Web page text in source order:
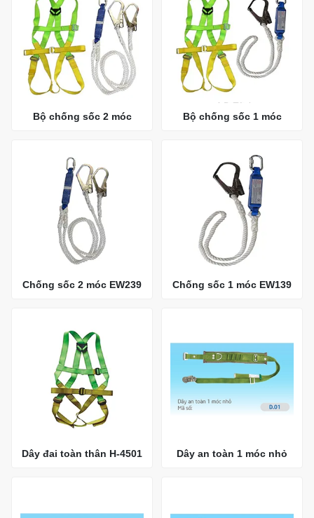
Bộ chống sốc 2 móc Bộ chống sốc 1 móc
Chống sốc 2 móc EW239 Chống sốc 1 móc EW139
Dây đai toàn thân H-4501 Dây an toàn 1 móc nhỏ